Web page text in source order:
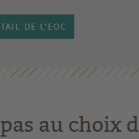
DE L'EOC
au choix